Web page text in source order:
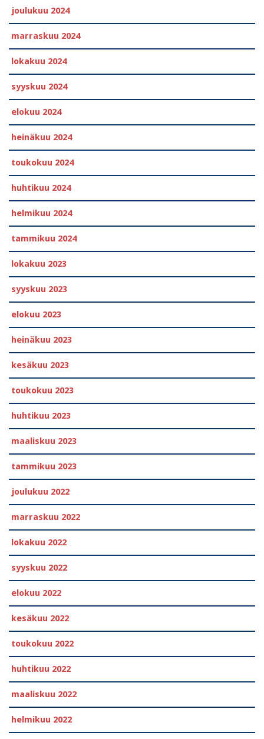
joulukuu 2024
marraskuu 2024
lokakuu 2024
syyskuu 2024
elokuu 2024
heinäkuu 2024
toukokuu 2024
huhtikuu 2024
helmikuu 2024
tammikuu 2024
lokakuu 2023
syyskuu 2023
elokuu 2023
heinäkuu 2023
kesäkuu 2023
toukokuu 2023
huhtikuu 2023
maaliskuu 2023
tammikuu 2023
joulukuu 2022
marraskuu 2022
lokakuu 2022
syyskuu 2022
elokuu 2022
kesäkuu 2022
toukokuu 2022
huhtikuu 2022
maaliskuu 2022
helmikuu 2022